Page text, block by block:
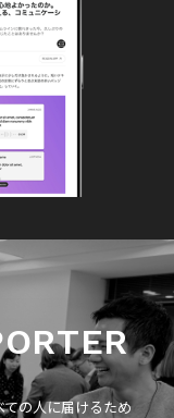
ての人に届けるため